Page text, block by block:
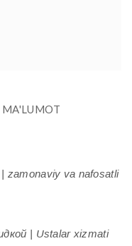
zamonaviy va nafosatli
| Ustalar xizmati